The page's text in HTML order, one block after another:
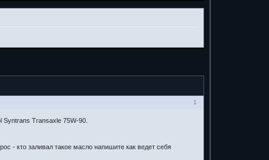
1
Transaxle 75W-90.
- кто заливал такое масло напишите как ведет себя